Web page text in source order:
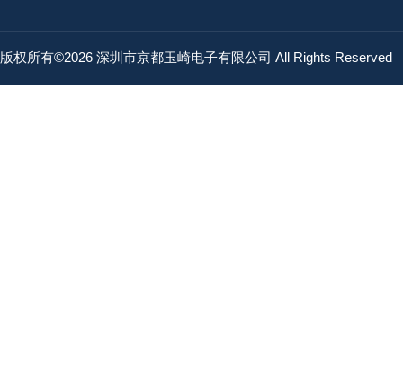
版权所有©2026 深圳市京都玉崎电子有限公司 All Rights Reserved